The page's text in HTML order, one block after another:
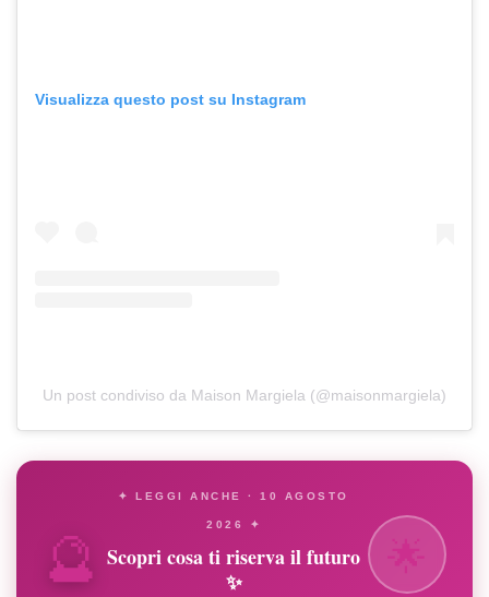
Visualizza questo post su Instagram
Un post condiviso da Maison Margiela (@maisonmargiela)
🔮
✦ LEGGI ANCHE · 10 AGOSTO
2026 ✦
Scopri cosa ti riserva il futuro
✨